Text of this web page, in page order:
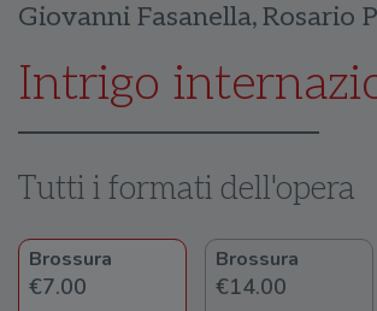
Giovanni Fasanella,Rosario
Intrigo
Tutti i formati dell'opera
Brossura
€7.00
Brossura
€14.00